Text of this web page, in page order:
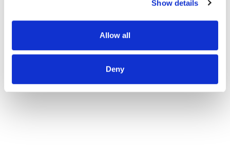
Show details
Allow all
Deny
Узнать больше